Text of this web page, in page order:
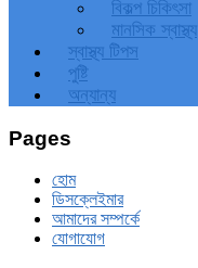
বিকল্প চিকিৎসা
মানসিক স্বাস্থ্য
স্বাস্থ্য টিপস
পুষ্টি
অন্যান্য
Pages
হোম
ডিসক্লেইমার
আমাদের সম্পর্কে
যোগাযোগ